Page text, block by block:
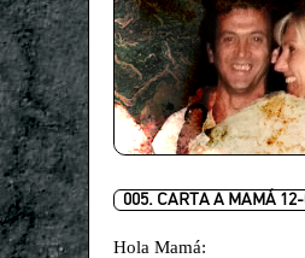
005. CARTA A MAMÁ
Hola Mamá: